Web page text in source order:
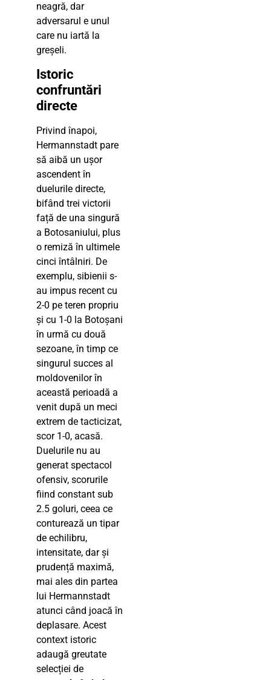
neagră, dar
adversarul e unul
care nu iartă la
greșeli.
Istoric
confruntări
directe
Privind înapoi,
Hermannstadt pare
să aibă un ușor
ascendent în
duelurile directe,
bifând trei victorii
față de una singură
a Botosaniului, plus
o remiză în ultimele
cinci întâlniri. De
exemplu, sibienii s-
au impus recent cu
2-0 pe teren propriu
și cu 1-0 la Botoșani
în urmă cu două
sezoane, în timp ce
singurul succes al
moldovenilor în
această perioadă a
venit după un meci
extrem de tacticizat,
scor 1-0, acasă.
Duelurile nu au
generat spectacol
ofensiv, scorurile
fiind constant sub
2.5 goluri, ceea ce
conturează un tipar
de echilibru,
intensitate, dar și
prudență maximă,
mai ales din partea
lui Hermannstadt
atunci când joacă în
deplasare. Acest
context istoric
adaugă greutate
selecției de